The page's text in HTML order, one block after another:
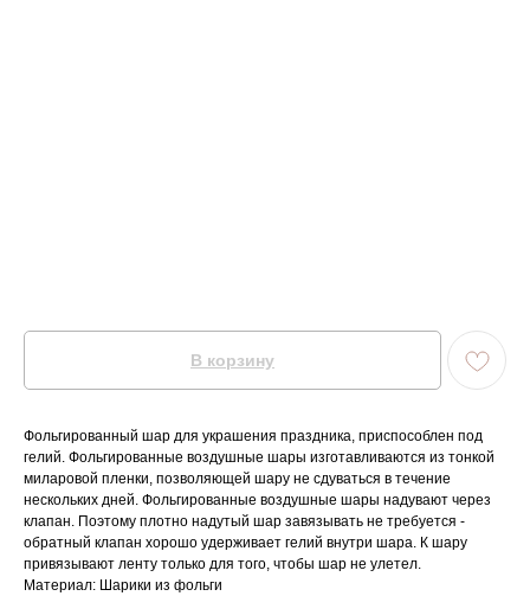
В корзину
Фольгированный шар для украшения праздника, приспособлен под
гелий. Фольгированные воздушные шары изготавливаются из тонкой
миларовой пленки, позволяющей шару не сдуваться в течение
нескольких дней. Фольгированные воздушные шары надувают через
клапан. Поэтому плотно надутый шар завязывать не требуется -
обратный клапан хорошо удерживает гелий внутри шара. К шару
привязывают ленту только для того, чтобы шар не улетел.
Материал: Шарики из фольги